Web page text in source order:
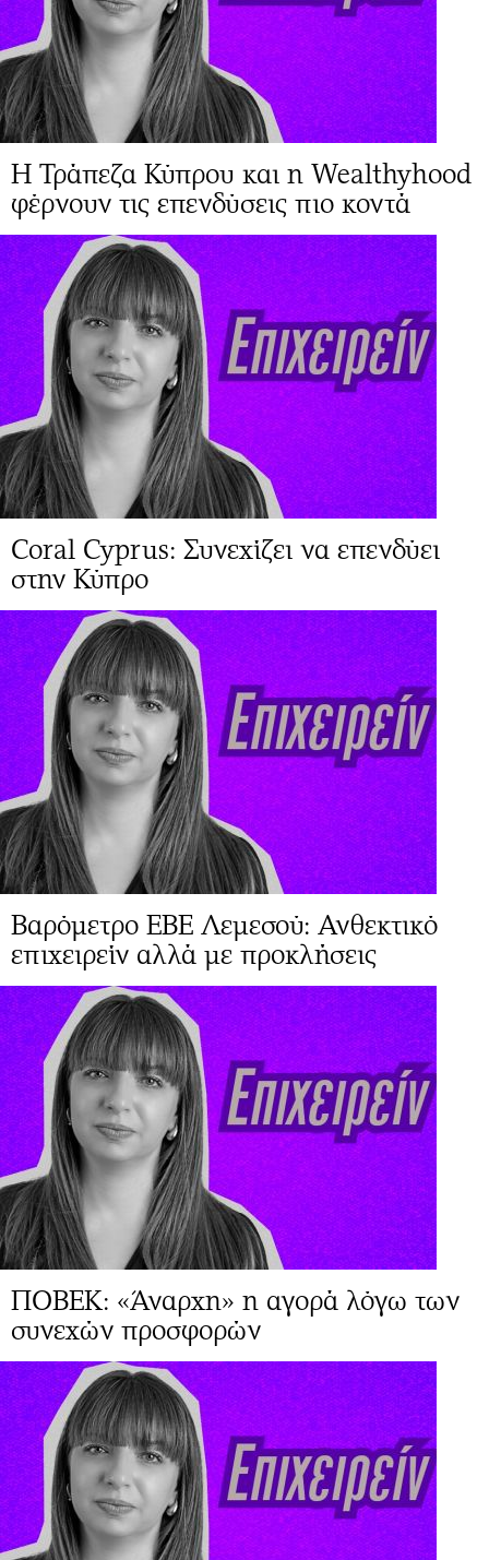
Η Τράπεζα Κύπρου και η Wealthyhood
φέρνουν τις επενδύσεις πιο κοντά
Coral Cyprus: Συνεχίζει να επενδύει
στην Κύπρο
Βαρόμετρο ΕΒΕ Λεμεσού: Ανθεκτικό
επιχειρείν αλλά με προκλήσεις
ΠΟΒΕΚ: «Άναρχη» η αγορά λόγω των
συνεχών προσφορών